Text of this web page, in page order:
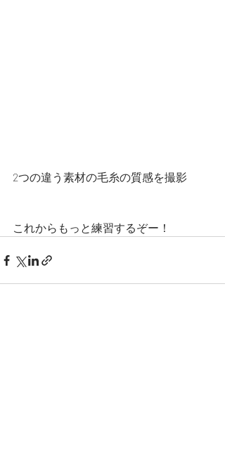
2つの違う素材の毛糸の質感を撮影
これからもっと練習するぞー！